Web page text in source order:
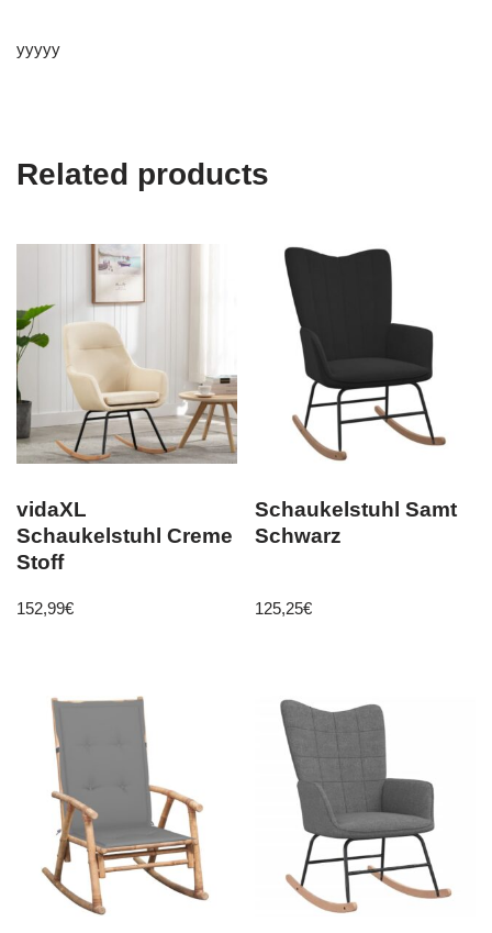
yyyyy
Related products
vidaXL
Schaukelstuhl Creme
Stoff
152,99€
Schaukelstuhl Samt
Schwarz
125,25€